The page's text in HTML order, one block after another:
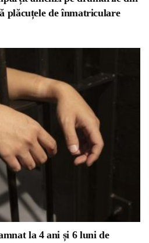
plăcuțele de înmatriculare
la 4 ani și 6 luni de